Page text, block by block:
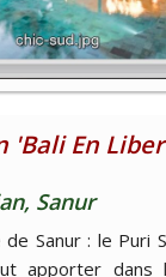
'Bali En
Sanur
de Sanur : le Puri
apporter dans